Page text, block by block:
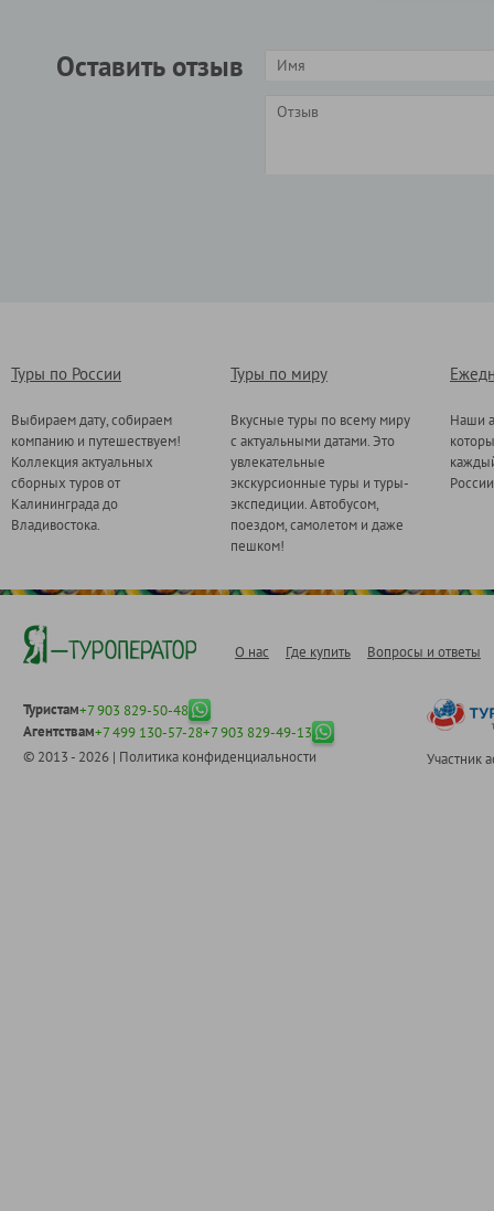
Оставить отзыв
Туры по России
Выбираем дату, собираем
компанию и путешествуем!
Коллекция актуальных
сборных туров от
Калининграда до
Владивостока.
Туры по миру
Вкусные туры по всему миру
с актуальными датами. Это
увлекательные
экскурсионные туры и туры-
экспедиции. Автобусом,
поездом, самолетом и даже
пешком!
Наши
О нас Где купить Вопросы и ответы
Туристам+7 903 829-50-48
Агентствам+7 499 130-57-28+7 903 829-49-13
© 2013 - 2026 | Политика конфиденциальности Участник